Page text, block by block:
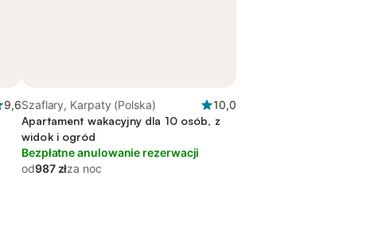
9,6Szaflary, Karpaty (Polska)
10,0
Apartament wakacyjny dla 10 osób, z
widok i ogród
Bezpłatne anulowanie rezerwacji
od987 złza noc